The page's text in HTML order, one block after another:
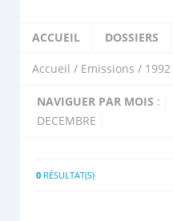
ACCUEIL DOSSIERS
Accueil / Emissions / 1992
NAVIGUER PAR MOIS :
DECEMBRE
0 RÉSULTAT(S)